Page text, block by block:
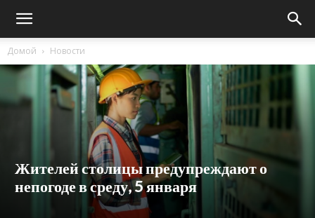
Домой Новости
Жителей столицы предупреждают о
непогоде в среду, 5 января